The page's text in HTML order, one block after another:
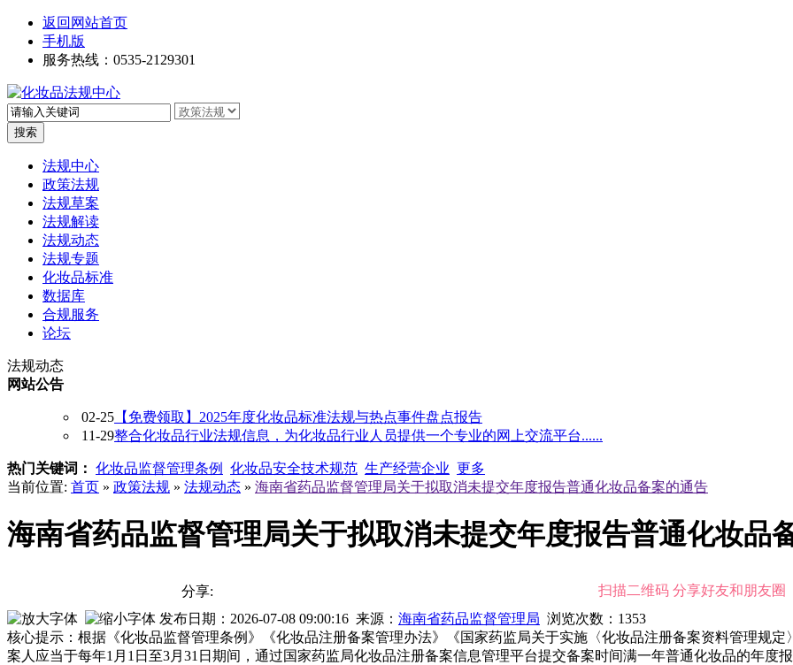
返回网站首页
手机版
服务热线：0535-2129301
法规中心
政策法规
法规草案
法规解读
法规动态
法规专题
化妆品标准
数据库
合规服务
论坛
法规动态
网站公告
02-25 【免费领取】2025年度化妆品标准法规与热点事件盘点报告
11-29整合化妆品行业法规信息，为化妆品行业人员提供一个专业的网上交流平台......
热门关键词： 化妆品监督管理条例 化妆品安全技术规范 生产经营企业 更多
当前位置: 首页 » 政策法规 » 法规动态 » 海南省药品监督管理局关于拟取消未提交年度报告普通化妆品备案的通告
海南省药品监督管理局关于拟取消未提交年度报告普通化妆品
分享:
扫描二维码 分享好友和朋友圈
发布日期：2026-07-08 09:00:16 来源： 海南省药品监督管理局 浏览次数： 1353
核心提示：根据《化妆品监督管理条例》《化妆品注册备案管理办法》《国家药监局关于实施〈化妆品注册备案资料管理规
案人应当于每年1月1日至3月31日期间，通过国家药监局化妆品注册备案信息管理平台提交备案时间满一年普通化妆品的年度报